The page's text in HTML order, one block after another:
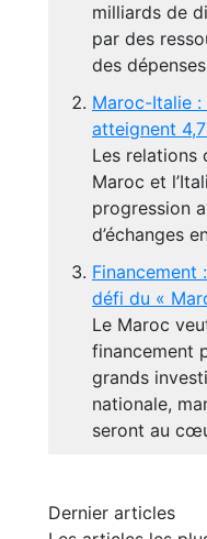
milliards de
par des
des
Maroc-Italie :
atteignent
Les relations
Maroc et
progression
d’échanges
Financement
défi du «
Le Maroc
financement
grands
nationale,
seront au
Dernier articles